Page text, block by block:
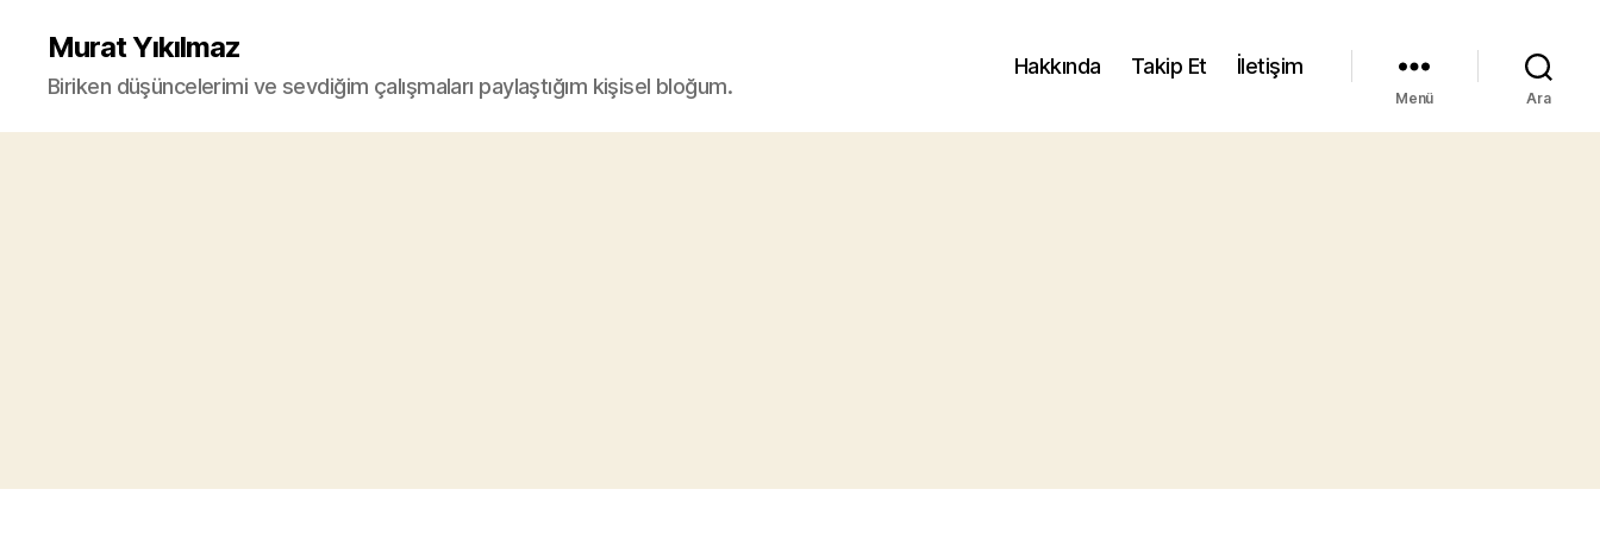
Murat Yıkılmaz
Biriken düşüncelerimi ve sevdiğim çalışmaları paylaştığım kişisel bloğum.
Hakkında Takip Et İletişim
Menü Ara